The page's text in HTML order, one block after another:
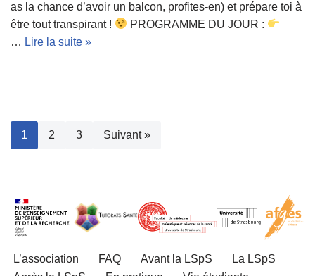
as la chance d’avoir un balcon, profites-en) et prépare toi à
être tout transpirant !
PROGRAMME DU JOUR :
… Lire la suite »
1 2 3 Suivant »
L’association FAQ Avant la LSpS
La LSpS